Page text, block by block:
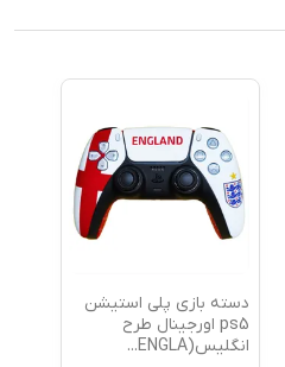
دسته بازی پلی استیشن
ps5 اورجینال طرح
انگلیس(ENGLA
...